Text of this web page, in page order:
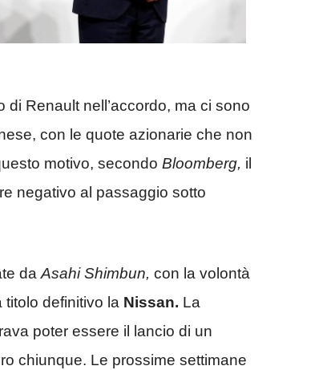
Renault nell’accordo, ma ci sono
con le quote azionarie che non
motivo, secondo Bloomberg, il
negativo al passaggio sotto
da Asahi Shimbun, con la volontà
definitivo la Nissan. La
poter essere il lancio di un
chiunque. Le prossime settimane